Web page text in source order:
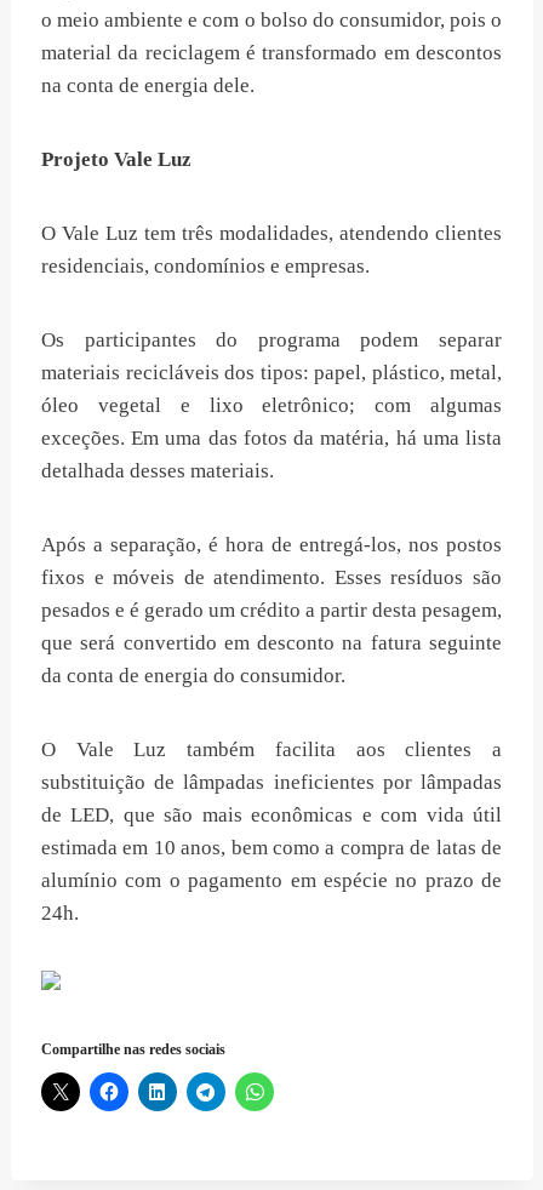
o meio ambiente e com o bolso do consumidor, pois o
material da reciclagem é transformado em descontos
na conta de energia dele.
Projeto Vale Luz
O Vale Luz tem três modalidades, atendendo clientes
residenciais, condomínios e empresas.
Os participantes do programa podem separar
materiais recicláveis dos tipos: papel, plástico, metal,
óleo vegetal e lixo eletrônico; com algumas
exceções. Em uma das fotos da matéria, há uma lista
detalhada desses materiais.
Após a separação, é hora de entregá-los, nos postos
fixos e móveis de atendimento. Esses resíduos são
pesados e é gerado um crédito a partir desta pesagem,
que será convertido em desconto na fatura seguinte
da conta de energia do consumidor.
O Vale Luz também facilita aos clientes a
substituição de lâmpadas ineficientes por lâmpadas
de LED, que são mais econômicas e com vida útil
estimada em 10 anos, bem como a compra de latas de
alumínio com o pagamento em espécie no prazo de
24h.
Compartilhe nas redes sociais